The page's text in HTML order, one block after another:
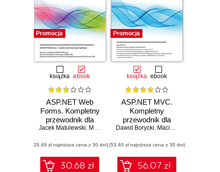
Promocja
książka ebook
ASP.NET Web
Forms. Kompletny
przewodnik dla
programistów
aplikacji
internetowych w
Visual Studio
Jacek Matulewski, Maciej Grabek ,Maciej Pakulski,
(29,49 zł najniższa cena z 30 dni)
30.68 zł
Promocja
książka ebook
ASP.NET MVC.
Kompletny
przewodnik dla
programistów
aplikacji
internetowych w
Visual Studio
Dawid Borycki, Maciej Pakulski
(53,40 zł najniższa cena z 30 dni)
56.07 zł